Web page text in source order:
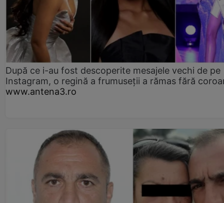
După ce i-au fost descoperite mesajele vechi de pe
Instagram, o regină a frumuseții a rămas fără
www.antena3.ro